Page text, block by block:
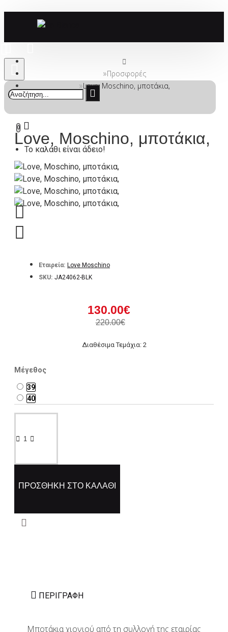
0
Το καλάθι είναι άδειο!
Προσφορές
Love, Moschino, μποτάκια,
Love, Moschino, μποτάκια,
Εταιρεία: Love Moschino
SKU: JA24062-BLK
130.00€
220.00€
Διαθέσιμα Τεμάχια: 2
Μέγεθος
39
40
ΠΡΟΣΘΉΚΗ ΣΤΟ ΚΑΛΆΘΙ
ΠΕΡΙΓΡΑΦΉ
Μποτάκια χιονιού από τη συλλογή της εταιρίας